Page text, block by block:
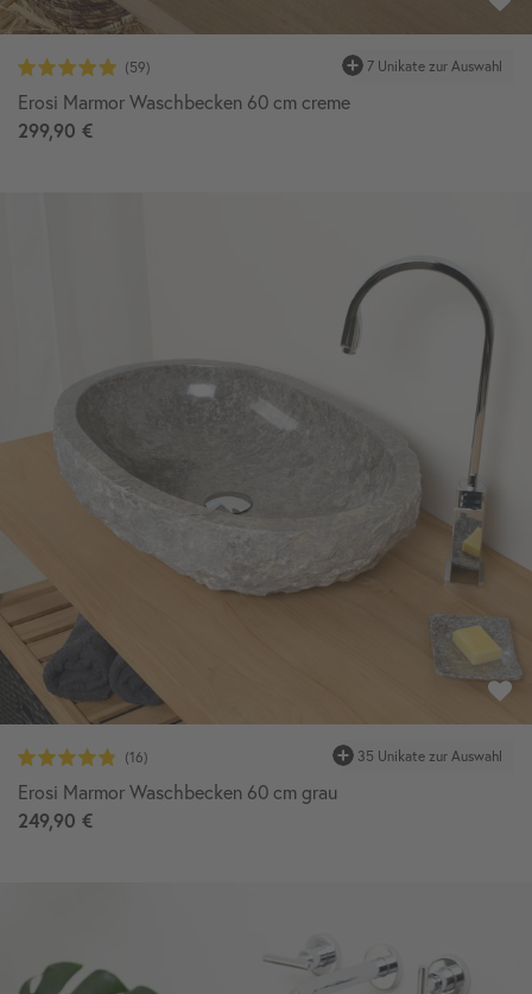
7 Unikate zur Auswahl
Erosi Marmor Waschbecken 60 cm creme
299,90 €
35 Unikate zur Auswahl
Erosi Marmor Waschbecken 60 cm grau
249,90 €